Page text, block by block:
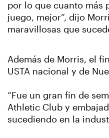
por lo que cuanto más
juego, mejor”, dijo
maravillosas que
Además de Morris, el
USTA nacional y de
“Fue un gran fin de
Athletic Club y
sucediendo en la